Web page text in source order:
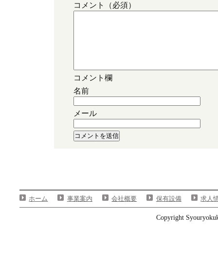
コメント（必須）
コメント欄
名前
メール
ホーム 事業案内 会社概要 保有設備 求人
Copyright